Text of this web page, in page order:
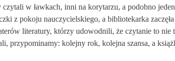
w ławkach, inni na korytarzu, a podobno jeden
z pokoju nauczycielskiego, a bibliotekarka
literatury, którzy udowodnili, że czytanie to
przypominamy: kolejny rok, kolejna szansa, a